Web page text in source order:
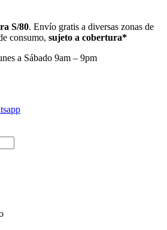
S/80. Envío gratis a diversas zonas de
consumo, sujeto a cobertura*
a Sábado 9am – 9pm